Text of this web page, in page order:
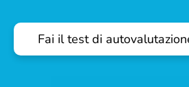
Fai il test di